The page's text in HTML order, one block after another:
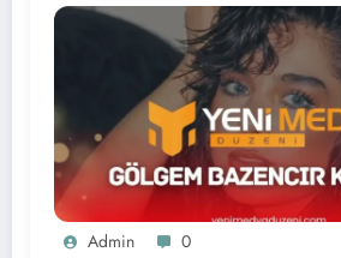
Admin 0